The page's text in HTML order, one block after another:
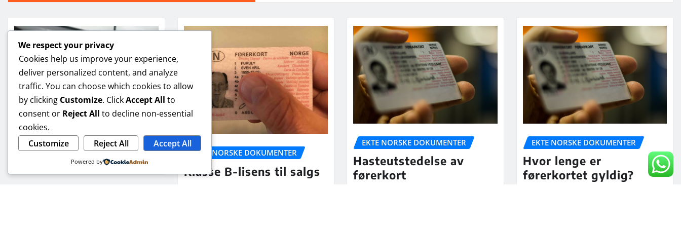
EKTE NORSKE DOKUMENTER
Førerkort uten prøve
Nora Jacobs Jul 5, 2026
EKTE NORSKE DOKUMENTER
Klasse B-lisens til salgs
EKTE NORSKE DOKUMENTER
Hasteutstedelse av
førerkort
EKTE NORSKE DOKUMENTER
Hvor lenge er
førerkortet gyldig?
We respect your privacy
Cookies help us improve your experience,
deliver personalized content, and analyze
traffic. You can choose which cookies to allow
by clicking Customize. ClickAccept All to
consent or Reject All to decline non-essential
cookies.
Customize
Reject All Accept All
Powered by